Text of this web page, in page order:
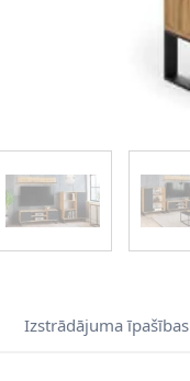
Izstrādājuma īpašības